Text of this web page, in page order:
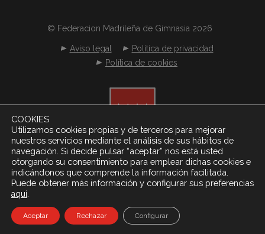
© Federacion Madrileña de Gimnasia 2026
Aviso legal
Política de privacidad
Política de cookies
COOKIES
Utilizamos cookies propias y de terceros para mejorar
nuestros servicios mediante el análisis de sus hábitos de
navegación. Si decide pulsar “aceptar” nos está usted
otorgando su consentimiento para emplear dichas cookies e
indicándonos que comprende la información facilitada.
Puede obtener más información y configurar sus preferencias
aquí
Aceptar Rechazar Configurar